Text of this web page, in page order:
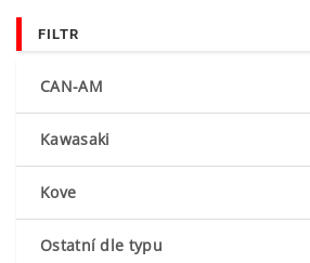
FILTR
CAN-AM
Kawasaki
Kove
Ostatní dle typu